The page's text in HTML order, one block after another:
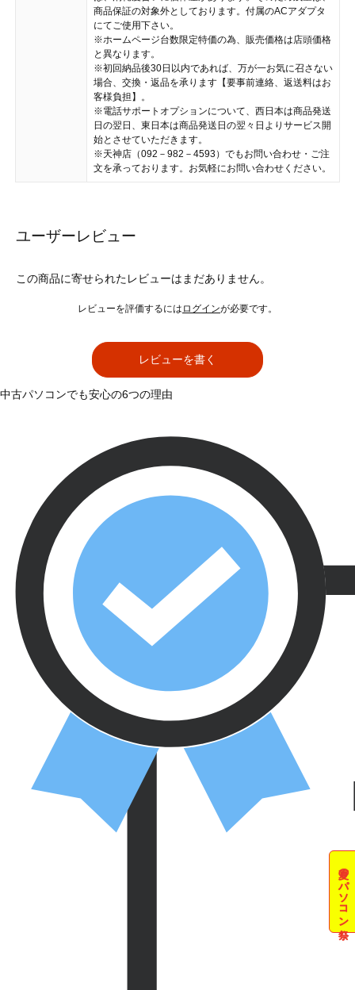
商品保証の対象外としております。付属のACアダプタ
にてご使用下さい。
※ホームページ台数限定特価の為、販売価格は店頭価格
と異なります。
※初回納品後30日以内であれば、万が一お気に召さない
場合、交換・返品を承ります【要事前連絡、返送料はお
客様負担】。
※電話サポートオプションについて、西日本は商品発送
日の翌日、東日本は商品発送日の翌々日よりサービス開
始とさせていただきます。
※天神店（092－982－4593）でもお問い合わせ・ご注
文を承っております。お気軽にお問い合わせください。
ユーザーレビュー
この商品に寄せられたレビューはまだありません。
レビューを評価するには ログインが必要です。
レビューを書く
夏のパソコン祭
中古パソコンでも安心の6つの理由